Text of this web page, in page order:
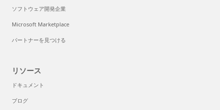
ソフトウェア開発企業
Microsoft Marketplace
パートナーを見つける
リソース
ドキュメント
ブログ